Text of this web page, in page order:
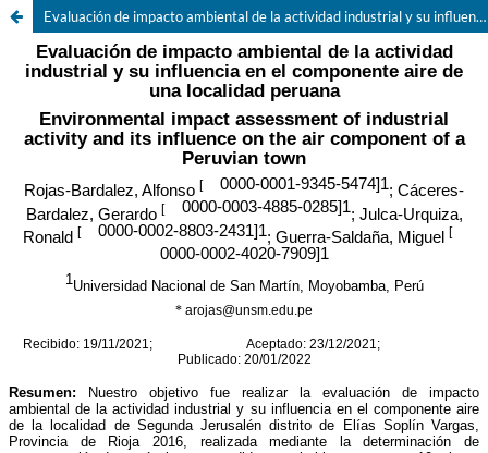
Evaluación de impacto ambiental de la actividad industrial y su influencia en el componente aire de una localidad peruana